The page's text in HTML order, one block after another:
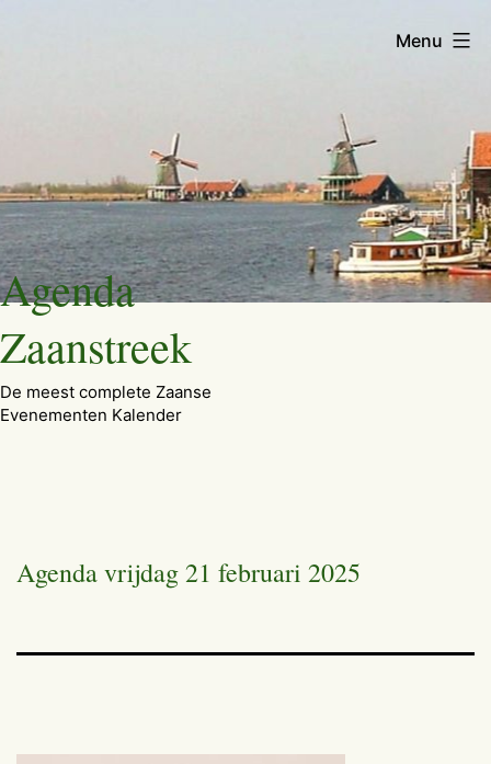
Ga
naar
de
inhoud
Agenda
Zaanstreek
De meest complete Zaanse
Evenementen Kalender
Menu
Agenda vrijdag 21 februari 2025